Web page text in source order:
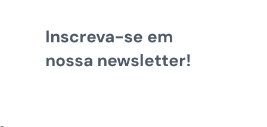
Inscreva-se em
nossa newsletter!